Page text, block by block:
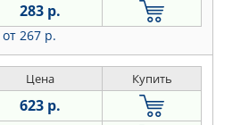
283 р.
от 267 р.
Цена Купить
623 р.